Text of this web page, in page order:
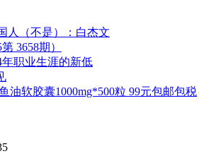
人（不是）：白杰文
3658期）
职业生涯的新低
油软胶囊1000mg*500粒 99元包邮包税